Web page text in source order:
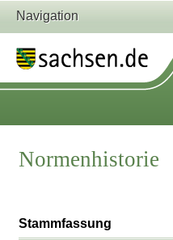
Navigation
Normenhistorie
Stammfassung